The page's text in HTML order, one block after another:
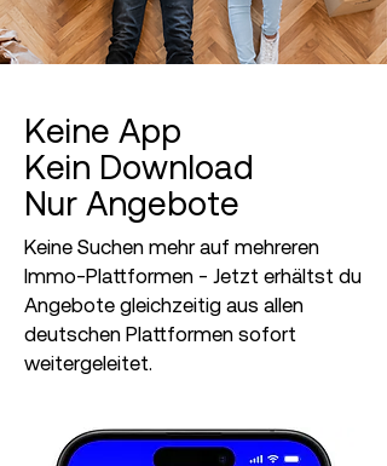
Keine App
Kein Download
Nur Angebote
Keine Suchen mehr auf mehreren
Immo-Plattformen - Jetzt erhältst du
Angebote gleichzeitig aus allen
deutschen Plattformen sofort
weitergeleitet.